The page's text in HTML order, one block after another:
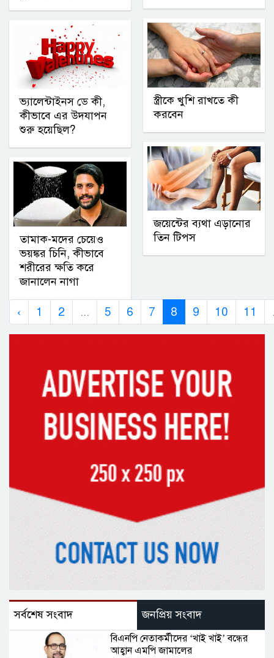
ভ্যালেন্টাইনস ডে কী,
কীভাবে এর উদযাপন
শুরু হয়েছিল?
তামাক-মদের চেয়েও
ভয়ঙ্কর চিনি, কীভাবে
শরীরের ক্ষতি করে
জানালেন নাগা
স্ত্রীকে খুশি রাখতে কী
করবেন
জয়েন্টের ব্যথা এড়ানোর
তিন টিপস
‹ 1 2 ... 5 6 7 8 9 10 11
সর্বশেষ সংবাদ জনপ্রিয় সংবাদ
বিএনপি নেতাকর্মীদের ‘খাই খাই’ বন্ধের
আহ্বান এমপি জামালের